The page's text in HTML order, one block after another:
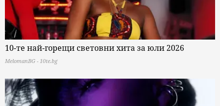
10-те най-горещи световни хита за юли 2026
MelomanBG - 10te.bg